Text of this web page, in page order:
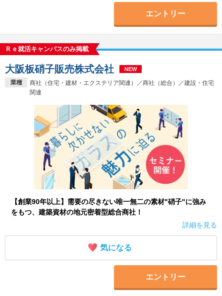
エントリー
Ｒｅ就活キャンパスのみ掲載
業種
商社（住宅・建材・エクステリア関連）／商社（総合）／建設・住宅
関連
大阪板硝子販売株式会社 NEW
【創業90年以上】需要の尽きない唯一無二の素材"硝子"に強み
をもつ、建築資材の地元密着型総合商社！
詳細を見る
気になる
エントリー